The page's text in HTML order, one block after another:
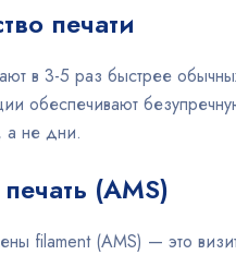
печати
в 3-5 раз быстрее
обеспечивают
а не дни.
(AMS)
filament (AMS) — это